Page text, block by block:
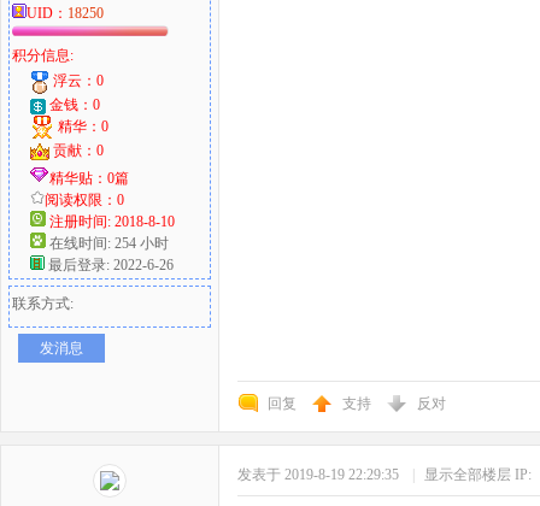
UID： 18250
积分信息:
浮云：0
金钱：0
精华：0
贡献：0
精华贴：0篇
阅读权限：0
注册时间: 2018-8-10
在线时间: 254 小时
最后登录: 2022-6-26
联系方式:
发消息
回复 支持 反对
发表于 2019-8-19 22:29:35 显示全部楼层 IP: